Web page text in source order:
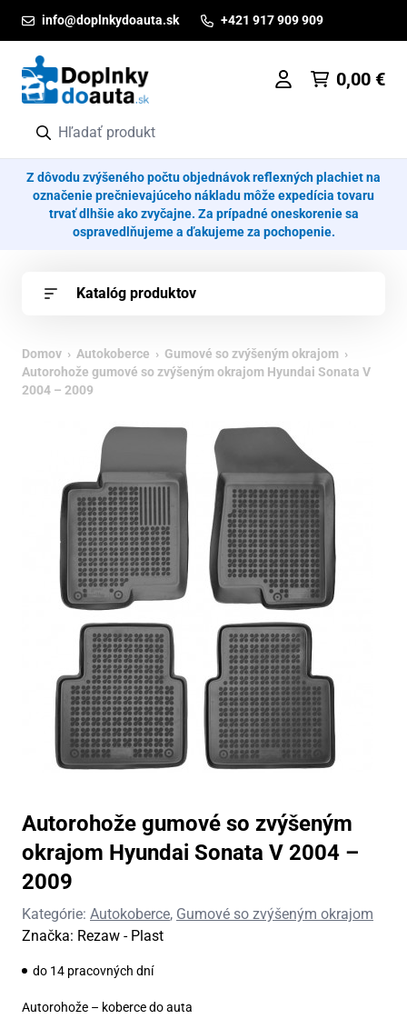
info@doplnkydoauta.sk +421 917 909 909
0,00 €
Z dôvodu zvýšeného počtu objednávok reflexných plachiet na
označenie prečnievajúceho nákladu môže expedícia tovaru
trvať dlhšie ako zvyčajne. Za prípadné oneskorenie sa
ospravedlňujeme a ďakujeme za pochopenie.
Katalóg produktov
Domov › Autokoberce › Gumové so zvýšeným okrajom ›
Autorohože gumové so zvýšeným okrajom Hyundai Sonata V
2004 – 2009
Autorohože gumové so zvýšeným
okrajom Hyundai Sonata V 2004 –
2009
Kategórie: Autokoberce, Gumové so zvýšeným okrajom
Značka: Rezaw - Plast
do 14 pracovných dní
Autorohože – koberce do auta